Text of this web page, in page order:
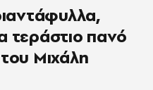
τεράστιο πανό
Μιχάλη